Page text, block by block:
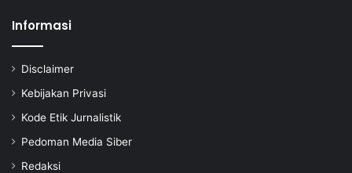
Informasi
Disclaimer
Kebijakan Privasi
Kode Etik Jurnalistik
Pedoman Media Siber
Redaksi